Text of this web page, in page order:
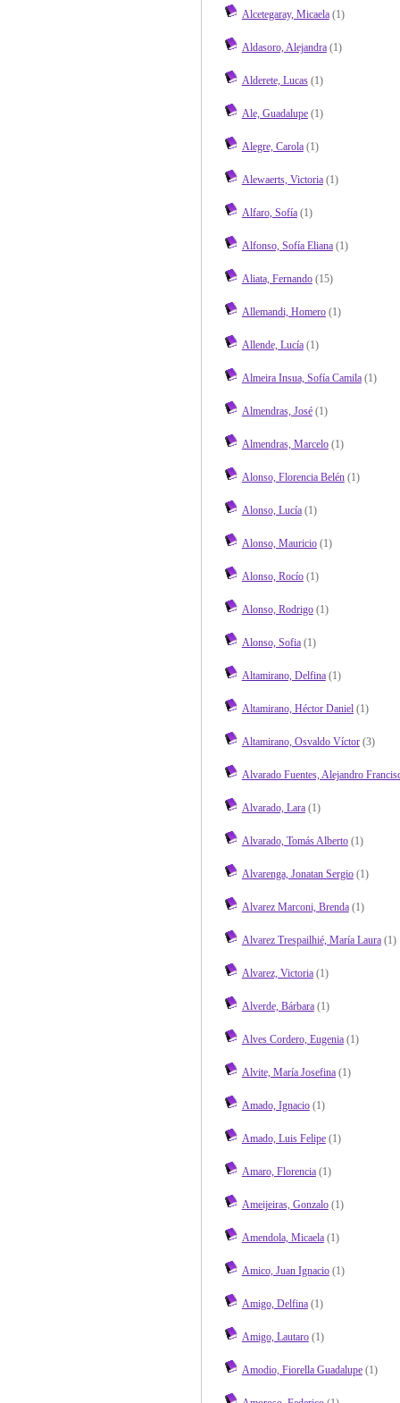
Alcetegaray, Micaela(1)
Aldasoro, Alejandra(1)
Alderete, Lucas(1)
Ale, Guadalupe(1)
Alegre, Carola(1)
Alewaerts, Victoria(1)
Alfaro, Sofía(1)
Alfonso, Sofía Eliana(1)
Aliata, Fernando(15)
Allemandi, Homero(1)
Allende, Lucía(1)
Almeira Insua, Sofía Camila(1)
Almendras, José(1)
Almendras, Marcelo(1)
Alonso, Florencia Belén(1)
Alonso, Lucía(1)
Alonso, Mauricio(1)
Alonso, Rocío(1)
Alonso, Rodrigo(1)
Alonso, Sofia(1)
Altamirano, Delfina(1)
Altamirano, Héctor Daniel(1)
Altamirano, Osvaldo Víctor(3)
Alvarado Fuentes, Alejandro
Alvarado, Lara(1)
Alvarado, Tomás Alberto(1)
Alvarenga, Jonatan Sergio(1)
Alvarez Marconi, Brenda(1)
Alvarez Trespailhié, María Laura(1)
Alvarez, Victoria(1)
Alverde, Bárbara(1)
Alves Cordero, Eugenia(1)
Alvite, María Josefina(1)
Amado, Ignacio(1)
Amado, Luis Felipe(1)
Amaro, Florencia(1)
Ameijeiras, Gonzalo(1)
Amendola, Micaela(1)
Amico, Juan Ignacio(1)
Amigo, Delfina(1)
Amigo, Lautaro(1)
Amodio, Fiorella Guadalupe(1)